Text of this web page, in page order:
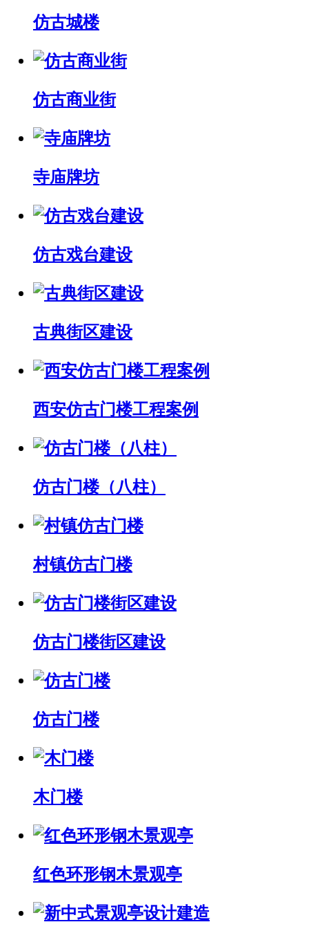
仿古城楼
仿古商业街
寺庙牌坊
仿古戏台建设
古典街区建设
西安仿古门楼工程案例
仿古门楼（八柱）
村镇仿古门楼
仿古门楼街区建设
仿古门楼
木门楼
红色环形钢木景观亭